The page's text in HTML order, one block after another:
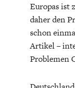
Europas ist
daher den
schon
Artikel –
Problemen